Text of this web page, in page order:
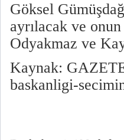
Göksel
ayrılacak ve
Odyakmaz ve
Kaynak:
baskanligi-